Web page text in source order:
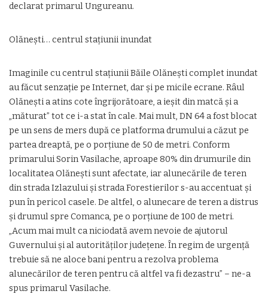
declarat primarul Ungureanu.
Olăneşti… centrul staţiunii inundat
Imaginile cu centrul staţiunii Băile Olăneşti complet inundat
au făcut senzaţie pe Internet, dar şi pe micile ecrane. Râul
Olăneşti a atins cote îngrijorătoare, a ieşit din matcă şi a
„măturat” tot ce i-a stat în cale. Mai mult, DN 64 a fost blocat
pe un sens de mers după ce platforma drumului a căzut pe
partea dreaptă, pe o porţiune de 50 de metri. Conform
primarului Sorin Vasilache, aproape 80% din drumurile din
localitatea Olăneşti sunt afectate, iar alunecările de teren
din strada Izlazului şi strada Forestierilor s-au accentuat şi
pun în pericol casele. De altfel, o alunecare de teren a distrus
şi drumul spre Comanca, pe o porţiune de 100 de metri.
„Acum mai mult ca niciodată avem nevoie de ajutorul
Guvernului şi al autorităţilor judeţene. În regim de urgenţă
trebuie să ne aloce bani pentru a rezolva problema
alunecărilor de teren pentru că altfel va fi dezastru” – ne-a
spus primarul Vasilache.